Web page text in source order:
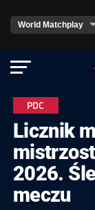
PDC
Licznik
2026.
meczu